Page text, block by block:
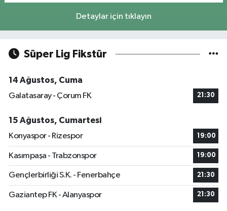
Detaylar için tıklayın
Süper Lig Fikstür
14 Ağustos, Cuma
Galatasaray - Çorum FK
21:30
15 Ağustos, Cumartesi
Konyaspor - Rizespor
19:00
Kasımpaşa - Trabzonspor 19:00
Gençlerbirliği S.K. - Fenerbahçe 21:30
Gaziantep FK - Alanyaspor 21:30